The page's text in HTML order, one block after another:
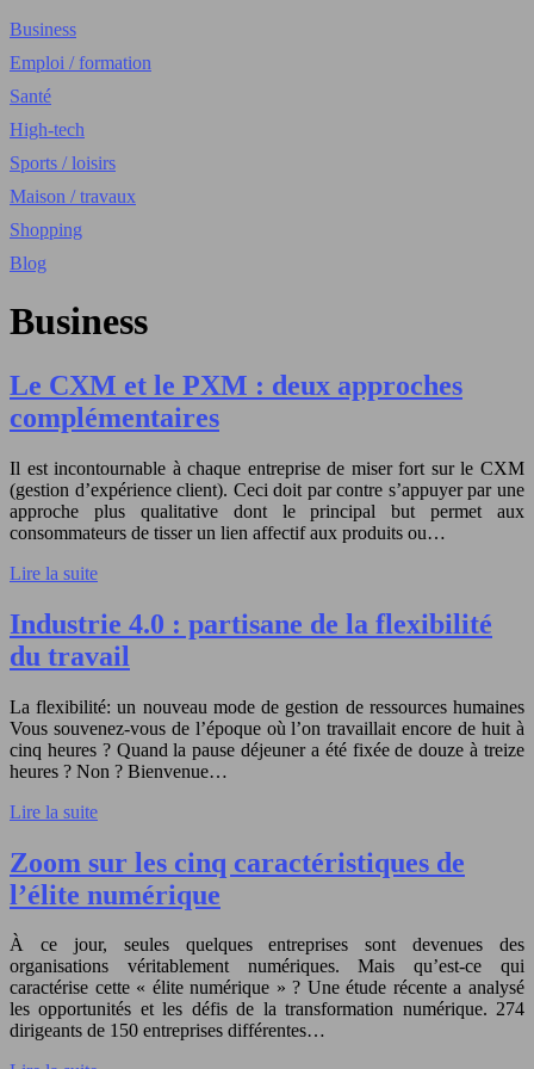
Business
Emploi / formation
Santé
High-tech
Sports / loisirs
Maison / travaux
Shopping
Blog
Business
Le CXM et le PXM : deux approches
complémentaires
Il est incontournable à chaque entreprise de miser fort sur le CXM
(gestion d’expérience client). Ceci doit par contre s’appuyer par une
approche plus qualitative dont le principal but permet aux
consommateurs de tisser un lien affectif aux produits ou…
Lire la suite
Industrie 4.0 : partisane de la flexibilité
du travail
La flexibilité: un nouveau mode de gestion de ressources humaines
Vous souvenez-vous de l’époque où l’on travaillait encore de huit à
cinq heures ? Quand la pause déjeuner a été fixée de douze à treize
heures ? Non ? Bienvenue…
Lire la suite
Zoom sur les cinq caractéristiques de
l’élite numérique
À ce jour, seules quelques entreprises sont devenues des
organisations véritablement numériques. Mais qu’est-ce qui
caractérise cette « élite numérique » ? Une étude récente a analysé
les opportunités et les défis de la transformation numérique. 274
dirigeants de 150 entreprises différentes…